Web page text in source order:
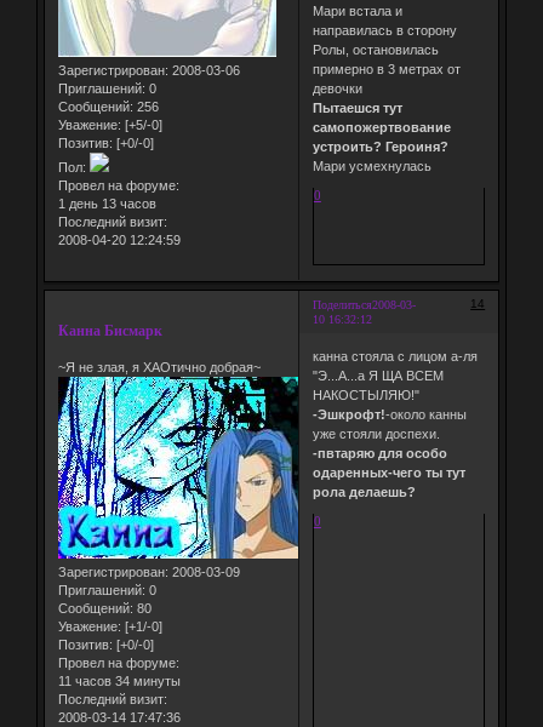
Зарегистрирован: 2008-03-06
Приглашений: 0
Сообщений: 256
Уважение: [+5/-0]
Позитив: [+0/-0]
Пол:
Провел на форуме:
1 день 13 часов
Последний визит:
2008-04-20 12:24:59
Мари встала и
направилась в сторону
Ролы, остановилась
примерно в 3 метрах от
девочки
Пытаешся тут
самопожертвование
устроить? Героиня?
Мари усмехнулась
0
Поделиться 14
2008-03-
10 16:32:12
Канна Бисмарк
~Я не злая, я ХАОтично добрая~
Зарегистрирован: 2008-03-09
Приглашений: 0
Сообщений: 80
Уважение: [+1/-0]
Позитив: [+0/-0]
Провел на форуме:
11 часов 34 минуты
Последний визит:
2008-03-14 17:47:36
канна стояла с лицом а-ля
"Э...А...а Я ЩА ВСЕМ
НАКОСТЫЛЯЮ!"
-Эшкрофт!-около канны
уже стояли доспехи.
-пвтаряю для особо
одаренных-чего ты тут
рола делаешь?
0